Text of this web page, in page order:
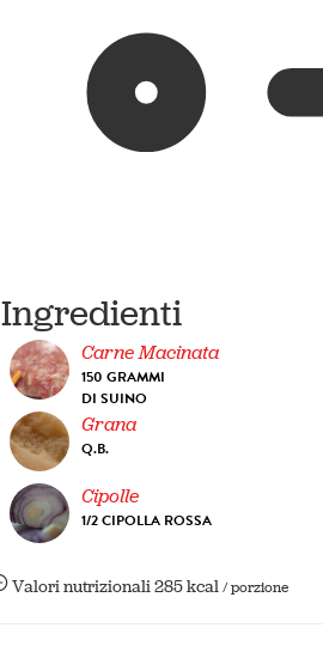
Ingredienti
Carne Macinata
150 GRAMMI
DI SUINO
Grana
Q.B.
Cipolle
1/2 CIPOLLA ROSSA
Valori nutrizionali285 kcal/ porzione